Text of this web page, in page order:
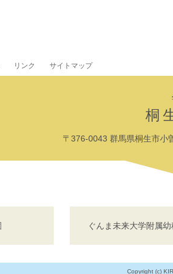
リンク サイトマップ
桐
〒376-0043 群馬県桐生市
ぐんま未来大学附属幼
Copyright (c)